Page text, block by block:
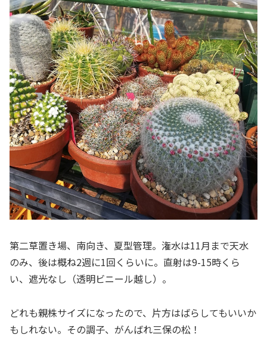
第二草置き場、南向き、夏型管理。潅水は11月まで天水
のみ、後は概ね2週に1回くらいに。直射は9-15時くら
い、遮光なし（透明ビニール越し）。
どれも親株サイズになったので、片方はばらしてもいいか
もしれない。その調子、がんばれ三保の松！